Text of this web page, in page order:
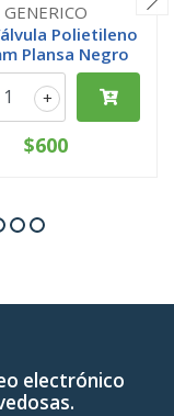
GENERICO
Polietileno
Plansa Negro
+
$600
electrónico